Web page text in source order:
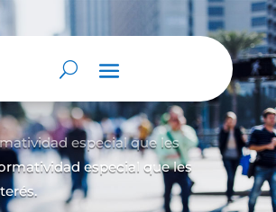
especial que les
especial que les